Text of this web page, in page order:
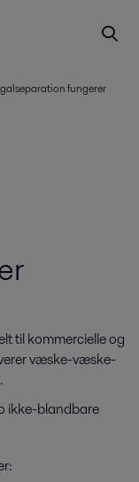
fungerer
til kommercielle og
væske-væske-
ikke-blandbare